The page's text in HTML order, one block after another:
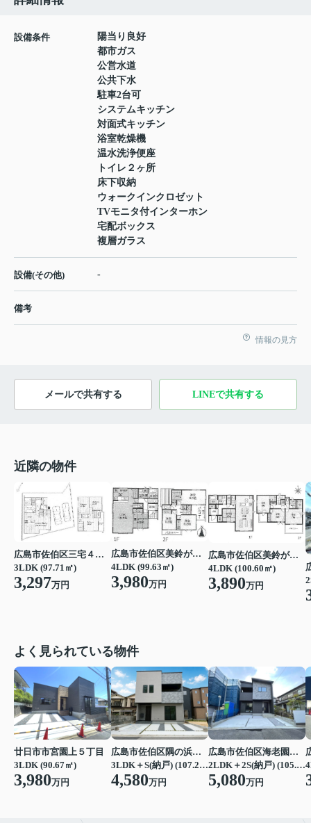
設備条件
陽当り良好
都市ガス
公営水道
公共下水
駐車2台可
システムキッチン
対面式キッチン
浴室乾燥機
温水洗浄便座
トイレ２ヶ所
床下収納
ウォークインクロゼット
TVモニタ付インターホン
宅配ボックス
複層ガラス
設備(その他) -
備考
情報の見方
メールで共有する LINEで共有する
近隣の物件
広島市佐伯区三宅４丁目
3LDK (97.71㎡)
3,297万円
広島市佐伯区美鈴が丘東２丁目
4LDK (99.63㎡)
3,980万円
広島市佐伯区美鈴が丘西４丁目
4LDK (100.60㎡)
3,890万円
よく見られている物件
廿日市市宮園上５丁目
3LDK (90.67㎡)
3,980万円
広島市佐伯区隅の浜２丁目
3LDK＋S(納戸) (107.23㎡)
4,580万円
広島市佐伯区海老園３丁目
2LDK＋2S(納戸) (105.16㎡)
5,080万円